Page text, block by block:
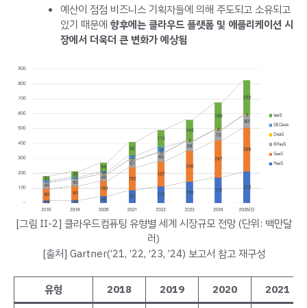
예산이 점점 비즈니스 기획자들에 의해 주도되고 소유되고
있기 때문에 향후에는 클라우드 플랫폼 및 애플리케이션 시
장에서 더욱더 큰 변화가 예상됨
[그림 Ⅱ-2] 클라우드컴퓨팅 유형별 세계 시장규모 전망 (단위: 백만달
러)
[출처] Gartner(‘21, ’22, ‘23, ’24) 보고서 참고 재구성
유형 2018 2019 2020
2021